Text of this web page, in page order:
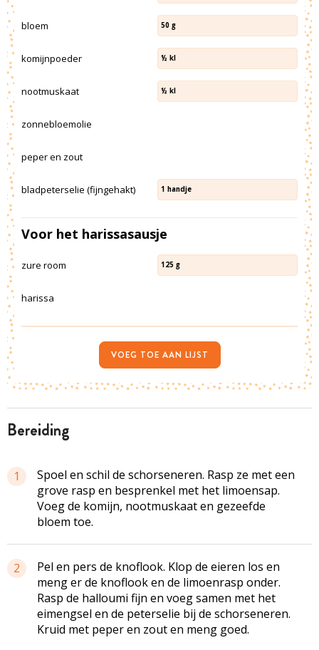
bereiding
1
Spoel en schil de schorseneren. Rasp ze met een
grove rasp en besprenkel met het limoensap.
Voeg de komijn, nootmuskaat en gezeefde
bloem toe.
2
Pel en pers de knoflook. Klop de eieren los en
meng er de knoflook en de limoenrasp onder.
Rasp de halloumi fijn en voeg samen met het
eimengsel en de peterselie bij de schorseneren.
Kruid met peper en zout en meng goed.
bloem 50 g
komijnpoeder ½ kl
nootmuskaat ½ kl
zonnebloemolie
peper en zout
bladpeterselie (fijngehakt) 1 handje
Voor het harissasausje
zure room 125 g
harissa
VOEG TOE AAN LIJST